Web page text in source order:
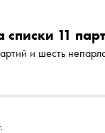
11
и шесть